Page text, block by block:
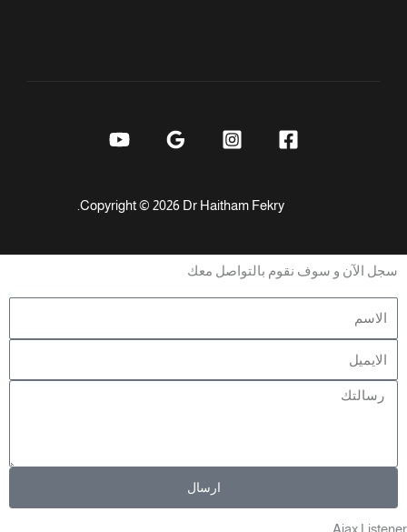
Copyright © 2026 Dr Haitham Fekry.
سجل الآن و سوف نقوم بالتواصل معك
ارسال